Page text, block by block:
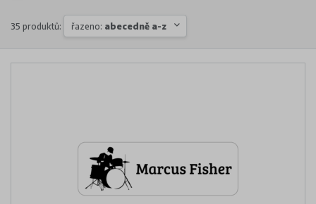
35 produktů: řazeno: abecedně a-z